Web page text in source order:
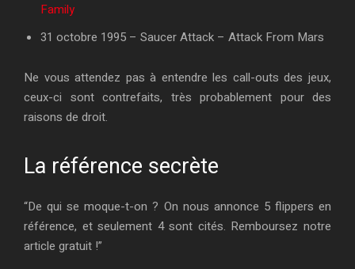
Family
31 octobre 1995 – Saucer Attack – Attack From Mars
Ne vous attendez pas à entendre les call-outs des jeux,
ceux-ci sont contrefaits, très probablement pour des
raisons de droit.
La référence secrète
“De qui se moque-t-on ? On nous annonce 5 flippers en
référence, et seulement 4 sont cités. Remboursez notre
article gratuit !”